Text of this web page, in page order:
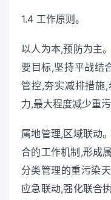
1.4 工作原则。
以人为本,预防为主
要目标,坚持平战结
管控,夯实减排措施
力,最大程度减少重
属地管理,区域联动
合的工作机制,形成
分类管理的重污染
应急联动,强化联合